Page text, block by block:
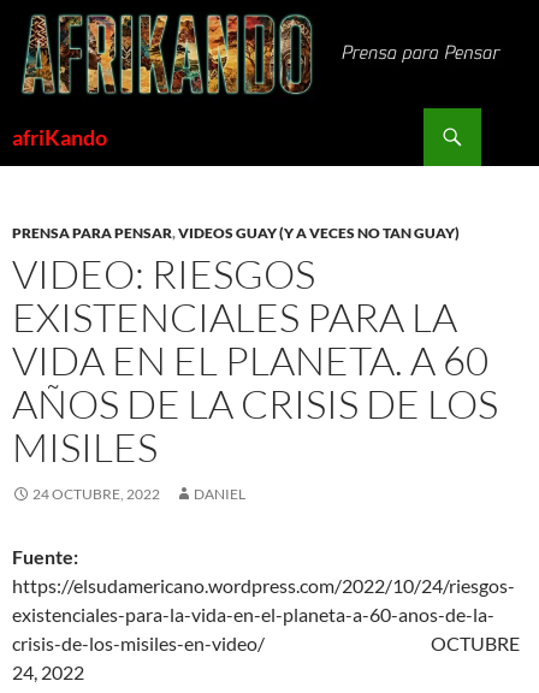
Saltar
contenido
afriKando
PRENSA PARA PENSAR,VIDEOS GUAY (Y A VECES NO TAN GUAY)
VIDEO: RIESGOS
EXISTENCIALES PARA LA
VIDA EN EL PLANETA. A 60
AÑOS DE LA CRISIS DE LOS
MISILES
24 OCTUBRE, 2022 DANIEL
Fuente:
https://elsudamericano.wordpress.com/2022/10/24/riesgos-
existenciales-para-la-vida-en-el-planeta-a-60-anos-de-la-
crisis-de-los-misiles-en-video/ OCTUBRE
24, 2022